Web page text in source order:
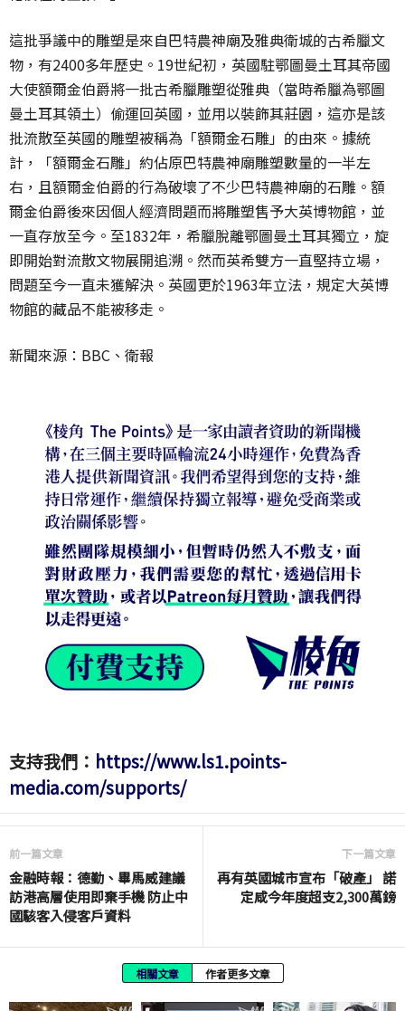
這批爭議中的雕塑是來自巴特農神廟及雅典衛城的古希臘文
物，有2400多年歷史。19世紀初，英國駐鄂圖曼土耳其帝國
大使額爾金伯爵將一批古希臘雕塑從雅典（當時希臘為鄂圖
曼土耳其領土）偷運回英國，並用以裝飾其莊園，這亦是該
批流散至英國的雕塑被稱為「額爾金石雕」的由來。據統
計，「額爾金石雕」約佔原巴特農神廟雕塑數量的一半左
右，且額爾金伯爵的行為破壞了不少巴特農神廟的石雕。額
爾金伯爵後來因個人經濟問題而將雕塑售予大英博物館，並
一直存放至今。至1832年，希臘脫離鄂圖曼土耳其獨立，旋
即開始對流散文物展開追溯。然而英希雙方一直堅持立場，
問題至今一直未獲解決。英國更於1963年立法，規定大英博
物館的藏品不能被移走。
新聞來源：BBC、衛報
支持我們： https://www.ls1.points-
media.com/supports/
前一篇文章
金融時報：德勤、畢馬威建議
訪港高層使用即棄手機 防止中
國駭客入侵客戶資料
下一篇文章
再有英國城市宣布「破產」 諾
定咸今年度超支2,300萬鎊
相關文章 作者更多文章